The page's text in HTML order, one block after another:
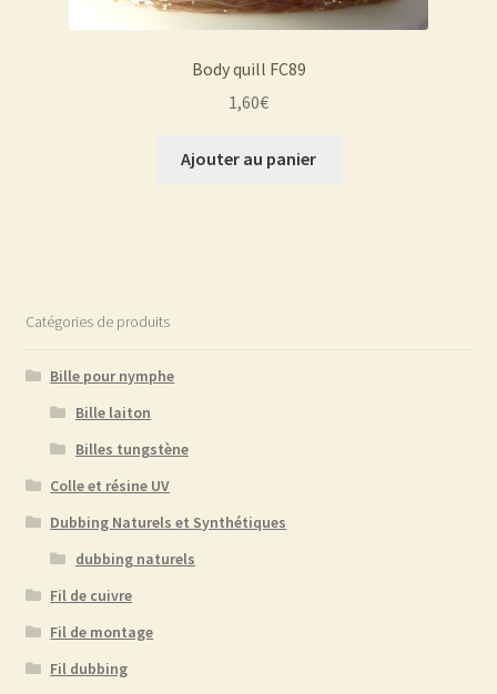
Body quill FC89
1,60€
Ajouter au panier
Catégories de produits
Bille pour nymphe
Bille laiton
Billes tungstène
Colle et résine UV
Dubbing Naturels et Synthétiques
dubbing naturels
Fil de cuivre
Fil de montage
Fil dubbing